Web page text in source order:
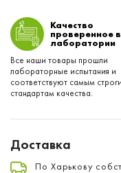
Качество
проверенное в
лаборатории
Все наши товары прошли
лабораторные испытания и
соответствуют самым
стандартам качества.
Доставка
По Харькову